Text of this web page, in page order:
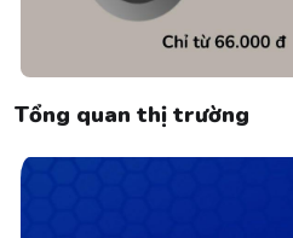
Tổng quan thị trường